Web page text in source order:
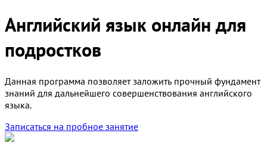
Английский язык онлайн для
подростков
Данная программа позволяет заложить прочный фундамент
знаний для дальнейшего совершенствования английского
языка.
Записаться на пробное занятие